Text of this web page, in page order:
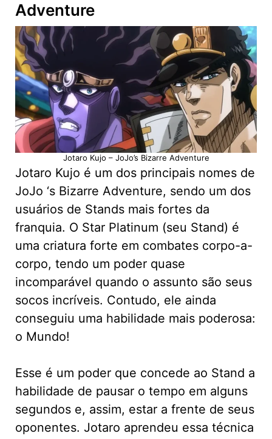
Adventure
Jotaro Kujo – JoJo’s Bizarre Adventure
Jotaro Kujo é um dos principais nomes de
JoJo ‘s Bizarre Adventure, sendo um dos
usuários de Stands mais fortes da
franquia. O Star Platinum (seu Stand) é
uma criatura forte em combates corpo-a-
corpo, tendo um poder quase
incomparável quando o assunto são seus
socos incríveis. Contudo, ele ainda
conseguiu uma habilidade mais poderosa:
o Mundo!
Esse é um poder que concede ao Stand a
habilidade de pausar o tempo em alguns
segundos e, assim, estar a frente de seus
oponentes. Jotaro aprendeu essa técnica